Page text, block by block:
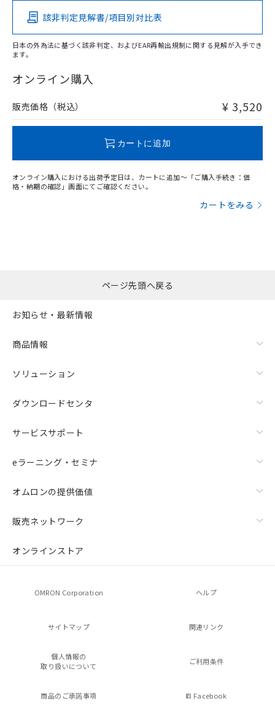
O
在庫等で未対応品が混在する可能性があります。
問い合わせください。
該非判定見解書/項目別対比表
日本の外為法に基づく該非判定、およびEAR再輸出規制に関する見解が入手でき
ます。
オンライン購入
販売価格（税込） ¥ 3,520
カートに追加
オンライン購入における出荷予定日は、カートに追加～「ご購入手続き：価
格・納期の確認」画面にてご確認ください。
カートをみる
ページ先頭へ戻る
お知らせ・最新情報
商品情報
ソリューション
ダウンロードセンタ
サービスサポート
eラーニング・セミナ
オムロンの提供価値
販売ネットワーク
オンラインストア
OMRON Corporation ヘルプ
サイトマップ 関連リンク
個人情報の
取り扱いについて
ご利用条件
商品のご承諾事項 Facebook